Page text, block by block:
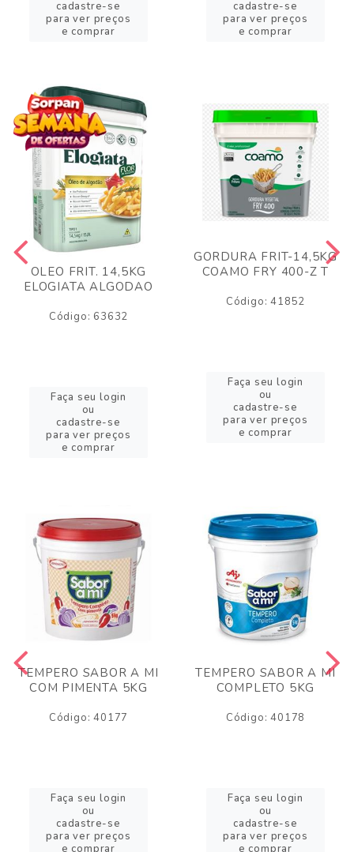
cadastre-se
para ver preços
e comprar
cadastre-se
para ver preços
e comprar
OLEO FRIT. 14,5KG
ELOGIATA ALGODAO
Código: 63632
Faça seu login
ou
cadastre-se
para ver preços
e comprar
GORDURA FRIT-14,5KG
COAMO FRY 400-Z T
Código: 41852
Faça seu login
ou
cadastre-se
para ver preços
e comprar
TEMPERO SABOR A MI
COM PIMENTA 5KG
Código: 40177
Faça seu login
ou
cadastre-se
para ver preços
e comprar
TEMPERO SABOR A MI
COMPLETO 5KG
Código: 40178
Faça seu login
ou
cadastre-se
para ver preços
e comprar